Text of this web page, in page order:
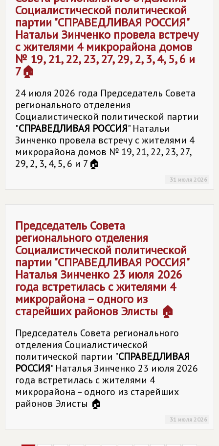
Социалистической политической
партии "СПРАВЕДЛИВАЯ РОССИЯ"
Натальи Зинченко провела встречу
с жителями 4 микрорайона домов
№ 19, 21, 22, 23, 27, 29, 2, 3, 4, 5, 6 и
7🏠
24 июля 2026 года Председатель Совета
регионального отделения
Социалистической политической партии
"СПРАВЕДЛИВАЯ РОССИЯ" Натальи
Зинченко провела встречу с жителями 4
микрорайона домов № 19, 21, 22, 23, 27,
29, 2, 3, 4, 5, 6 и 7🏠
31 июля 2026
Председатель Совета
регионального отделения
Социалистической политической
партии "СПРАВЕДЛИВАЯ РОССИЯ"
Наталья Зинченко 23 июля 2026
года встретилась с жителями 4
микрорайона – одного из
старейших районов Элисты 🏠
Председатель Совета регионального
отделения Социалистической
политической партии "СПРАВЕДЛИВАЯ
РОССИЯ" Наталья Зинченко 23 июля 2026
года встретилась с жителями 4
микрорайона – одного из старейших
районов Элисты 🏠
31 июля 2026